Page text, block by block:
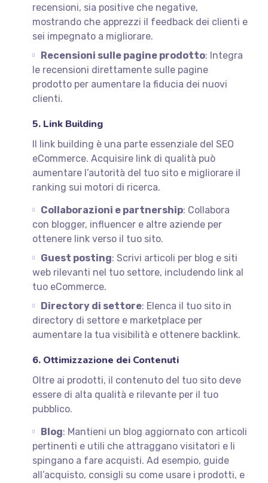
recensioni, sia positive che negative,
mostrando che apprezzi il feedback dei clienti e
sei impegnato a migliorare.
Recensioni sulle pagine prodotto: Integra
le recensioni direttamente sulle pagine
prodotto per aumentare la fiducia dei nuovi
clienti.
5. Link Building
Il link building è una parte essenziale del SEO
eCommerce. Acquisire link di qualità può
aumentare l’autorità del tuo sito e migliorare il
ranking sui motori di ricerca.
Collaborazioni e partnership: Collabora
con blogger, influencer e altre aziende per
ottenere link verso il tuo sito.
Guest posting: Scrivi articoli per blog e siti
web rilevanti nel tuo settore, includendo link al
tuo eCommerce.
Directory di settore: Elenca il tuo sito in
directory di settore e marketplace per
aumentare la tua visibilità e ottenere backlink.
6. Ottimizzazione dei Contenuti
Oltre ai prodotti, il contenuto del tuo sito deve
essere di alta qualità e rilevante per il tuo
pubblico.
Blog: Mantieni un blog aggiornato con articoli
pertinenti e utili che attraggano visitatori e li
spingano a fare acquisti. Ad esempio, guide
all’acquisto, consigli su come usare i prodotti, e